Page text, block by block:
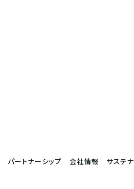
パートナーシップ 会社情報 サステ